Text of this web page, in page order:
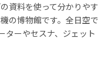
資料を使って分かりやす
の博物館です。全日空で
ターやセスナ、ジェット